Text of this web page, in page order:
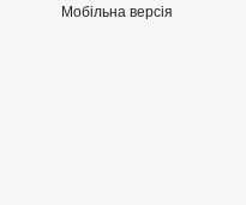
Мобільна версія